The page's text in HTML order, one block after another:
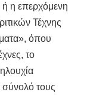
η επερχόμενη
Τέχνης
όπου
το
τους